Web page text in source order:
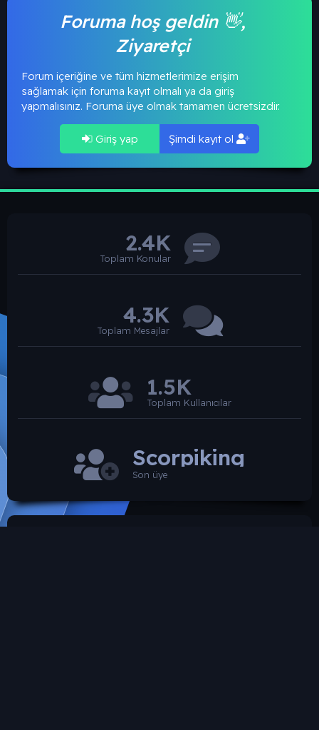
Foruma hoş geldin 👋,
Ziyaretçi
Forum içeriğine ve tüm hizmetlerimize erişim
sağlamak için foruma kayıt olmalı ya da giriş
yapmalısınız. Foruma üye olmak tamamen ücretsizdir.
Giriş yap Şimdi kayıt ol
2.4K
Toplam Konular
4.3K
Toplam Mesajlar
1.5K
Toplam Kullanıcılar
Scorpiking
Son üye